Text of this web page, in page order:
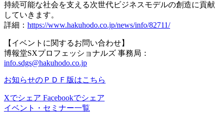
持続可能な社会を支える次世代ビジネスモデルの創造に貢献
していきます。
詳細： https://www.hakuhodo.co.jp/news/info/82711/
【イベントに関するお問い合わせ】
博報堂SXプロフェッショナルズ 事務局：
info.sdgs@hakuhodo.co.jp
お知らせのＰＤＦ版はこちら
Xでシェア Facebookでシェア
イベント・セミナー一覧